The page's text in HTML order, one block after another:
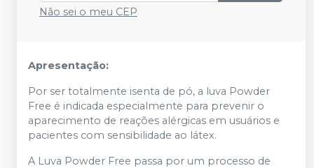
Não sei o meu CEP
Apresentação:
Por ser totalmente isenta de pó, a luva Powder
Free é indicada especialmente para prevenir o
aparecimento de reações alérgicas em usuários e
pacientes com sensibilidade ao látex.
A Luva Powder Free passa por um processo de